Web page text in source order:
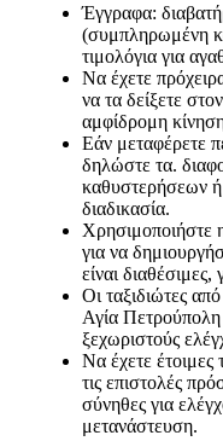
Έγγραφα:
(συμπληρωμένη
τιμολόγια για
Να έχετε
να τα δείξετε
αμφίδρομη
Εάν μεταφέρετε
δηλώστε τα.
καθυστερήσεων ή
διαδικασία.
Χρησιμοποιήστε
για να
είναι
Οι ταξιδιώτες
Αγία Πετρούπολη
ξεχωριστούς
Να έχετε έτοιμες
τις επιστολές
σύνηθες για
μετανάστευση.